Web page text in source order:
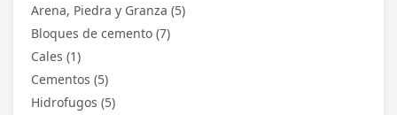
Arena, Piedra y Granza (5)
Bloques de cemento (7)
Cales (1)
Cementos (5)
Hidrofugos (5)